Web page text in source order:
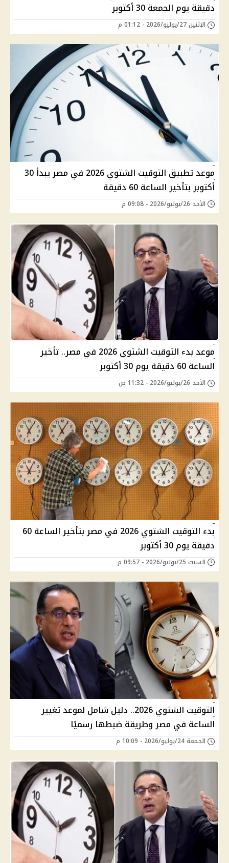
دقيقة يوم الجمعة 30 أكتوبر
الإثنين 27/يوليو/2026 - 01:12 م
موعد تطبيق التوقيت الشتوي 2026 في مصر يبدأ 30
أكتوبر بتأخير الساعة 60 دقيقة
الأحد 26/يوليو/2026 - 09:08 م
موعد بدء التوقيت الشتوي 2026 في مصر.. تأخير
الساعة 60 دقيقة يوم 30 أكتوبر
الأحد 26/يوليو/2026 - 11:32 ص
بدء التوقيت الشتوي 2026 في مصر بتأخير الساعة 60
دقيقة يوم 30 أكتوبر
السبت 25/يوليو/2026 - 09:57 م
التوقيت الشتوي 2026.. دليل شامل لموعد تغيير
الساعة في مصر وطريقة ضبطها رسميًا
الجمعة 24/يوليو/2026 - 10:09 م